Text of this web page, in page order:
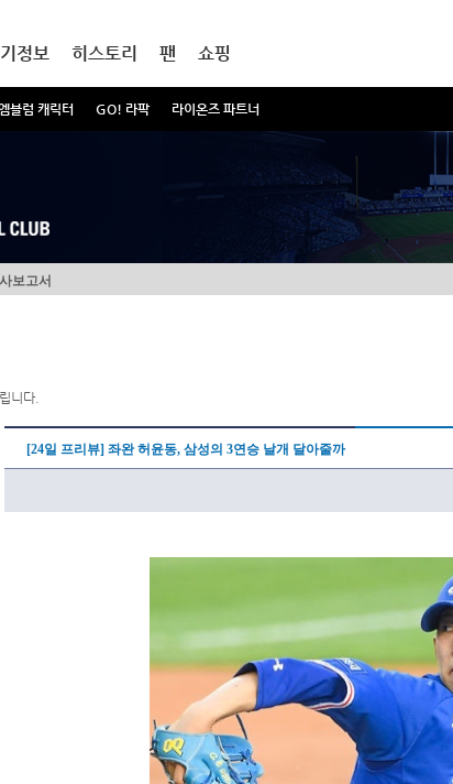
블럼 캐릭터 GO! 라팍 라이온즈 파트너
정보 히스토리 팬 쇼핑
보고서
니다.
[24일 프리뷰] 좌완 허윤동, 삼성의 3연승 날개 달아줄까